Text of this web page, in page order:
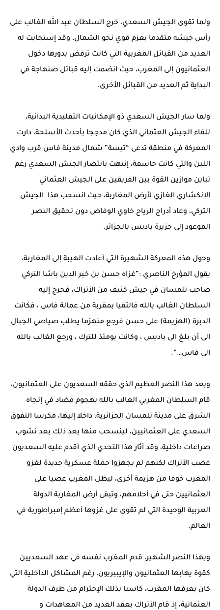
ولما تقوى الجيش السعدي، خرج السلطان عبد الله الغالب على
رأس جيشه متقدما بعزم قوي نحو الشمال، وقد إستجابت له
العديد من القبائل المغربية التي كانت ترفض بدورها دخول
العثمانيون إلى المغرب، حيث انضمت إليه قبائل صنهاجة في
البداية ثم العديد من القبائل الأخرى.
ولما سار الجيش السعدي ذو الإمكانيات التقليدية البدائية،
للقاء الجيش العثماني الذي كان مدججا بأحدث الأسلحة، دارت
المعركة في منطقة تدعى “تيسة” شمال مدينة فاس قرب وادي
اللبن والتي كانت حاسمة، إنتهت بانتصار الجيش السعدي رغم
تباين موازين القوة بين الفريقين على الجيش العثماني
الإنكشاري الغازي لأرض المغاربة، حيث انسحب هذا الجيش
التركي، وعاد أدراج الرياح خاوي الوفاض دون تحقيق النصر
الموعود إلى جزيرة باديس بالجزائر.
وحول هذه المعركة الشهيرة التي أعادت الهيبة إلى المغاربة،
يقول المؤرخ الناصري :”غزاه حسن بن خير الدين باشا التركي
صاحب تلمسان في جيش كثيف من الأتراك، فخرج إليه
السلطان الغالب بالله فالتقيا بمقربة من عمالة فاس ، فكانت
الدبرة (الهزيمة) على حسن فرجع منهزما يطلب صياصي الجبال
الى أن بلغ الى باديس ، وكانت يومئذ للترك ، ورجع الغالب بالله
الى فاس…”.
وبعد هذا النصر العظيم الذي حققه السعديون على العثمانيون،
قام السلطان المغربي الغالب بالله بهجوم مضاد في إتجاه
الشرق على مدينة تلمسان الجزائرية، داخلا إليها، مكرسا التفوق
السعدي على العثمانيين، لينسحب منها بعد ذلك بعد نشوب
صراعات داخلية، وقد أثار هذا التحدي الذي أقدم عليه السعديون
غضب الأتراك لكنهم لم يجهزوا حملة عسكرية جديدة لغزو
المغرب خوفا من هزيمة أخرى، ليظل المغرب عصيا على
العثمانيين حتى في أحلامهم، وتبقى أرض المغاربة الدولة
العربية الوحيدة التي لم تقوى على غزوها أعظم إمبراطورية في
العالم.
وبهذا النصر الشهير، قدم المغرب نفسه في عهد السعديين
كقوة يهابها العثمانيون والإيبيريون، رغم المشاكل الداخلية التي
كان يعرفها المغرب، كاسبا بذلك الإحترام من طرف الدولة
العثمانية، إذ قام الأتراك بعقد العديد من المعاهدات و